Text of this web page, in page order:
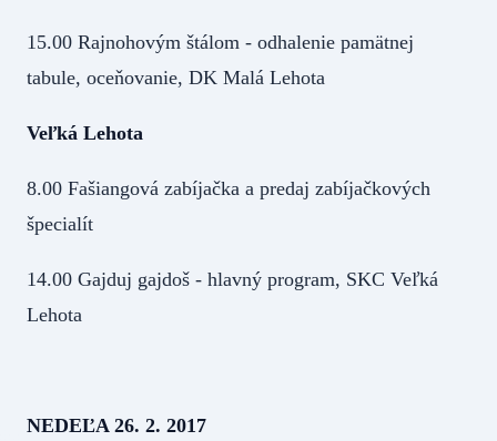
15.00 Rajnohovým štálom - odhalenie pamätnej
tabule, oceňovanie, DK Malá Lehota
Veľká Lehota
8.00 Fašiangová zabíjačka a predaj zabíjačkových
špecialít
14.00 Gajduj gajdoš - hlavný program, SKC Veľká
Lehota
NEDEĽA 26. 2. 2017